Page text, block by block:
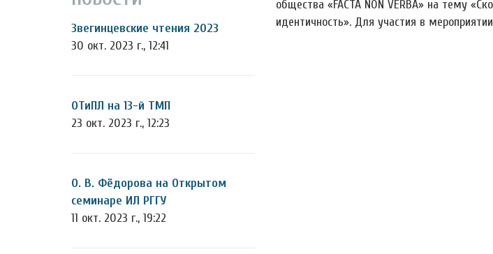
Звегинцевские чтения 2023
30 окт. 2023 г., 12:41
ОТиПЛ на 13-й ТМП
23 окт. 2023 г., 12:23
О. В. Фёдорова на Открытом
семинаре ИЛ РГГУ
11 окт. 2023 г., 19:22
общества «FACTA NON VERBA» на тему
идентичность». Для участия в